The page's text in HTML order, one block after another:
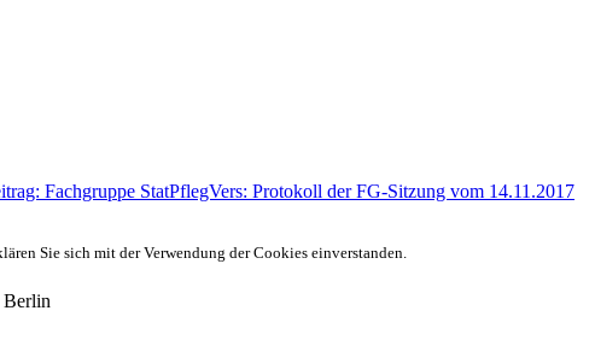
Fachgruppe StatPflegVers: Protokoll der FG-Sitzung vom 14.11.2017
Sie sich mit der Verwendung der Cookies einverstanden.
Berlin